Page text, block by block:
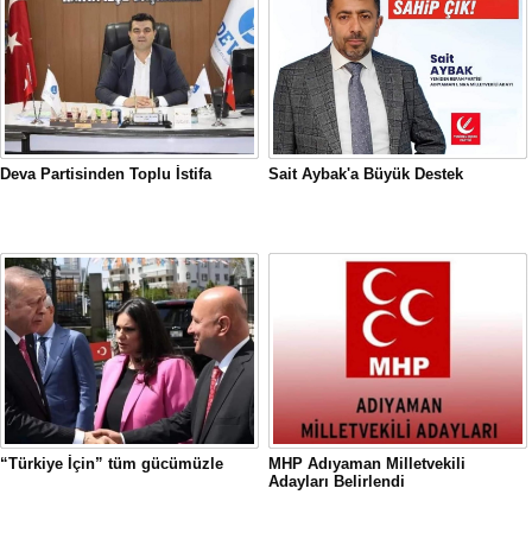
Deva Partisinden Toplu İstifa Sait Aybak'a Büyük Destek
“Türkiye İçin” tüm gücümüzle
MHP Adıyaman Milletvekili
Adayları Belirlendi